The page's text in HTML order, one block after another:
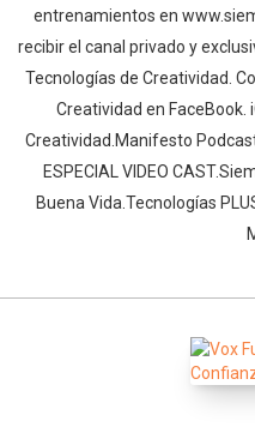
entrenamientos en
recibir el canal privado y
Tecnologías de Creatividad.
Creatividad en FaceBook.
Creatividad.Manifesto
ESPECIAL VIDEO
Buena Vida.Tecnologías